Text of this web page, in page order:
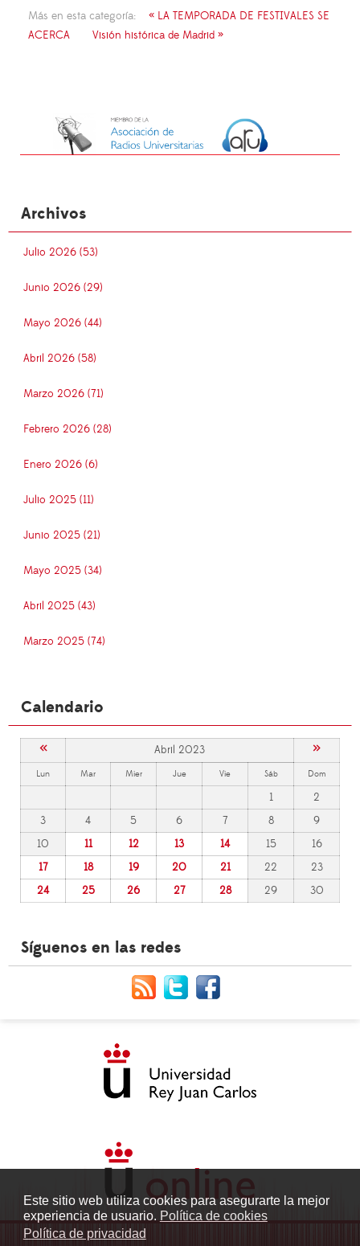
Este sitio web utiliza cookies para asegurarte la mejor
experiencia de usuario. Política de cookies
Política de privacidad
Más en esta categoría:
« LA TEMPORADA DE FESTIVALES SE
ACERCA
Visión histórica de Madrid »
Archivos
Julio 2026 (53)
Junio 2026 (29)
Mayo 2026 (44)
Abril 2026 (58)
Marzo 2026 (71)
Febrero 2026 (28)
Enero 2026 (6)
Julio 2025 (11)
Junio 2025 (21)
Mayo 2025 (34)
Abril 2025 (43)
Marzo 2025 (74)
Calendario
« Abril 2023 »
Lun Mar Mier Jue Vie Sáb Dom
1
2
3
4 5 6 7 8
9
10
11 12 13 14 15
16
17
18 19 20 21 22
23
24
25 26 27 28 29 30
Síguenos en las redes